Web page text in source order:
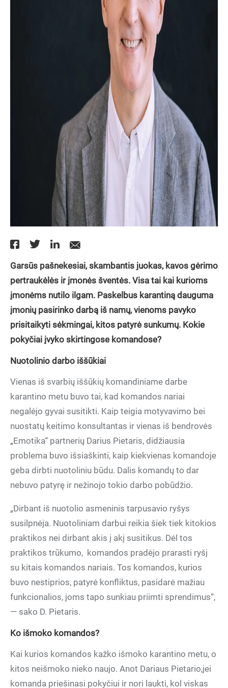
Garsūs pašnekesiai, skambantis juokas, kavos gėrimo
pertraukėlės ir įmonės šventės. Visa tai kai kurioms
įmonėms nutilo ilgam. Paskelbus karantiną dauguma
įmonių pasirinko darbą iš namų, vienoms pavyko
prisitaikyti sėkmingai, kitos patyrė sunkumų. Kokie
pokyčiai įvyko skirtingose komandose?
Nuotolinio darbo iššūkiai
Vienas iš svarbių iššūkių komandiniame darbe
karantino metu buvo tai, kad komandos nariai
negalėjo gyvai susitikti. Kaip teigia motyvavimo bei
nuostatų keitimo konsultantas ir vienas iš bendrovės
„Emotika“ partnerių Darius Pietaris, didžiausia
problema buvo išsiaškinti, kaip kiekvienas komandoje
geba dirbti nuotoliniu būdu. Dalis komandų to dar
nebuvo patyrę ir nežinojo tokio darbo pobūdžio.
„Dirbant iš nuotolio asmeninis tarpusavio ryšys
susilpnėja. Nuotoliniam darbui reikia šiek tiek kitokios
praktikos nei dirbant akis į akį susitikus. Dėl tos
praktikos trūkumo, komandos pradėjo prarasti ryšį
su kitais komandos nariais. Tos komandos, kurios
buvo nestiprios, patyrė konfliktus, pasidarė mažiau
funkcionalios, joms tapo sunkiau priimti sprendimus“,
— sako D. Pietaris.
Ko išmoko komandos?
Kai kurios komandos kažko išmoko karantino metu, o
kitos neišmoko nieko naujo. Anot Dariaus Pietario,jei
komanda priešinasi pokyčiui ir nori laukti, kol viskas